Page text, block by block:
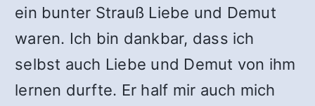
ein bunter Strauß Liebe und Demut
waren. Ich bin dankbar, dass ich
selbst auch Liebe und Demut von ihm
lernen durfte. Er half mir auch mich